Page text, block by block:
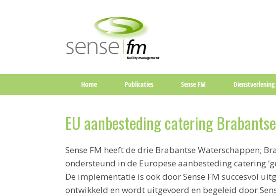
Home Publicaties Sense FM Dienstverlening
EU aanbesteding catering
Sense FM heeft de drie Brabantse Waterschappen;
ondersteund in de Europese aanbesteding catering
De implementatie is ook door Sense FM succesvol
ontwikkeld en wordt uitgevoerd en begeleid door